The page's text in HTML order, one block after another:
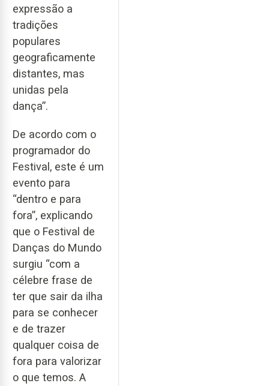
expressão a
tradições
populares
geograficamente
distantes, mas
unidas pela
dança”.
De acordo com o
programador do
Festival, este é um
evento para
“dentro e para
fora”, explicando
que o Festival de
Danças do Mundo
surgiu “com a
célebre frase de
ter que sair da ilha
para se conhecer
e de trazer
qualquer coisa de
fora para valorizar
o que temos. A